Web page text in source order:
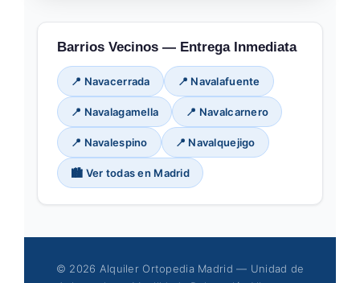
Barrios Vecinos — Entrega Inmediata
📍 Navacerrada 📍 Navalafuente
📍 Navalagamella 📍 Navalcarnero
📍 Navalespino 📍 Navalquejigo
🏙️ Ver todas en Madrid
© 2026 Alquiler Ortopedia Madrid — Unidad de